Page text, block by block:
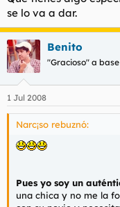
se lo va a dar.
Benito
"Gracioso" a
1 Jul 2008
Narc¡so rebuznó:
Pues yo soy un
una chica y no me la